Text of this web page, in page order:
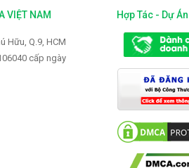
Vòi rửa Faster FS-923
2.399.000 VNĐ
3.000.000 VNĐ
VIỆT NAM
Hữu, Q.9, HCM
cấp ngày
Hợp Tác - Dự Án